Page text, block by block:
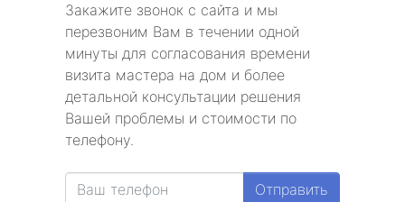
Закажите звонок с сайта и мы
перезвоним Вам в течении одной
минуты для согласования времени
визита мастера на дом и более
детальной консультации решения
Вашей проблемы и стоимости по
телефону.
Отправить